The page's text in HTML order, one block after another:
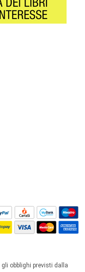
obblighi previsti dalla